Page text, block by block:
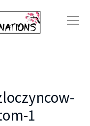
1